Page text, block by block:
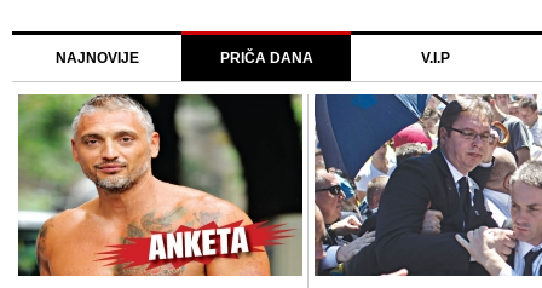
NAJNOVIJE PRIČA DANA V.I.P